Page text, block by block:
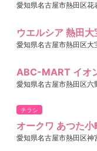
愛知県名古屋市熱田区花
ウエルシア 熱田大
愛知県名古屋市熱田区
ABC-MART イオ
愛知県名古屋市熱田区
チラシ
オークワ あつた
愛知県名古屋市熱田区